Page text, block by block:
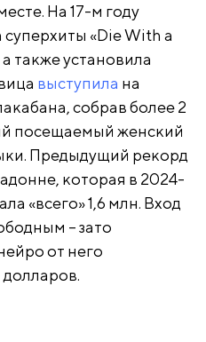
На 17-м году
«Die With a
также установила
выступила на
собрав более 2
посещаемый женский
Предыдущий рекорд
которая в 2024-
«всего» 1,6 млн. Вход
– зато
от него
долларов.